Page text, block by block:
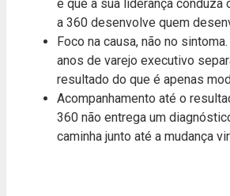
é que a sua liderança conduza
a 360 desenvolve quem
Foco na causa, não no
anos de varejo executivo
resultado do que é apenas
Acompanhamento até o
360 não entrega um
caminha junto até a mudança